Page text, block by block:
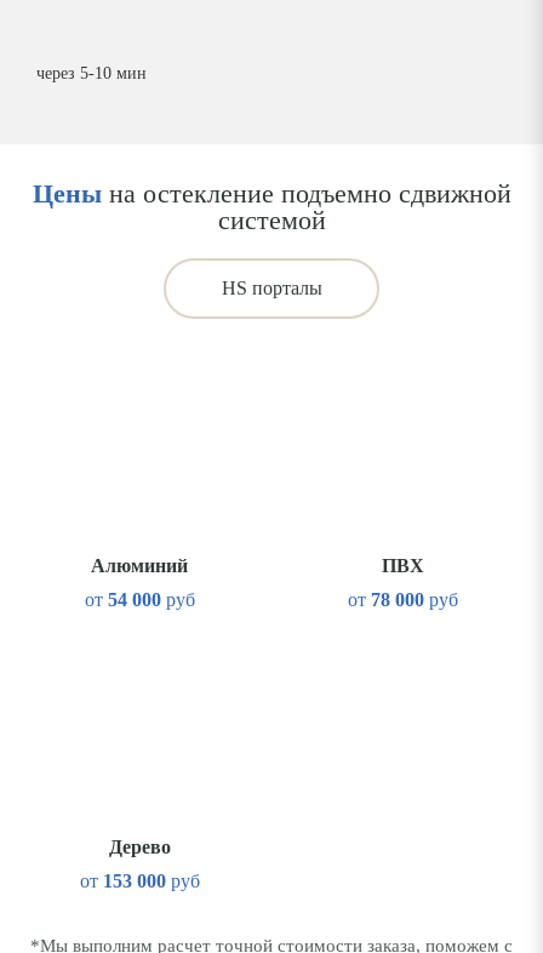
через 5-10 мин
Ценына остекление подъемно сдвижной
системой
HS порталы
Алюминий
от 54 000руб
ПВХ
от 78 000 руб
Дерево
от 153 000руб
*Мы выполним расчет точной стоимости заказа, поможем с